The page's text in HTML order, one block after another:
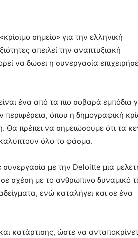
σημείο» για την ελληνική
απειλεί την αναπτυξιακή
να δώσει η συνεργασία
ένα από τα πιο σοβαρά εμπόδια
περιφέρεια, όπου η δημογραφική
Θα πρέπει να σημειώσουμε ότι τα
καλύπτουν όλο το φάσμα.
με την Deloitte μια
σχέση με το ανθρώπινο δυναμικό
ενώ καταλήγει και σε ένα
κατάρτισης, ώστε να